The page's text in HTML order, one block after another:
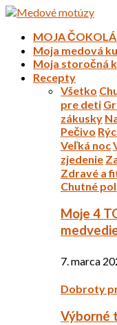
MOJA
Moja medová
Moja storočná
Recepty
Všetko
pre deti
zákusky
Pečivo
Veľká noc
zjedenie
Zdravé a
Chutné
Moje 4
7. marca
Dobroty
Výborné